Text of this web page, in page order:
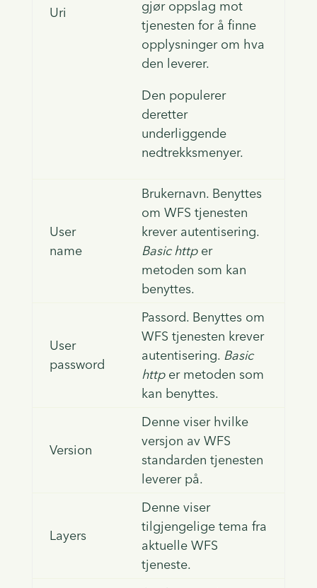
Uri
gjør oppslag mot
tjenesten for å finne
opplysninger om hva
den leverer.
Den populerer
deretter
underliggende
nedtrekksmenyer.
User
name
Brukernavn. Benyttes
om WFS tjenesten
krever autentisering.
Basic httper
metoden som kan
benyttes.
User
password
Passord. Benyttes om
WFS tjenesten krever
autentisering. Basic
httper metoden som
kan benyttes.
Version
Denne viser hvilke
versjon av WFS
standarden tjenesten
leverer på.
Layers
Denne viser
tilgjengelige tema fra
aktuelle WFS
tjeneste.